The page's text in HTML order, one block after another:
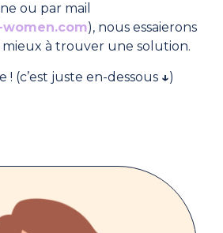
ou par mail
), nous essaierons
mieux à trouver une solution.
! (c’est juste en-dessous ↓)